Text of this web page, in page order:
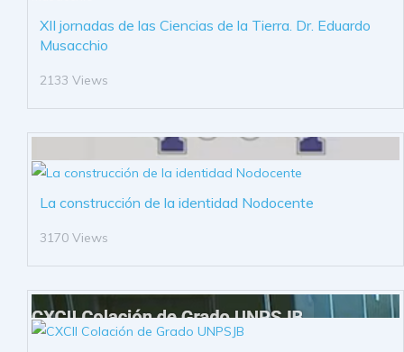
XII jornadas de las Ciencias de la Tierra. Dr. Eduardo
Musacchio
2133 Views
La construcción de la identidad Nodocente
3170 Views